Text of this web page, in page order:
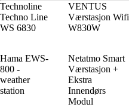
Technoline
Techno Line
WS 6830
VENTUS
Værstasjon Wifi
W830W
Hama EWS-
800 -
weather
station
Netatmo Smart
Værstasjon +
Ekstra
Innendørs
Modul